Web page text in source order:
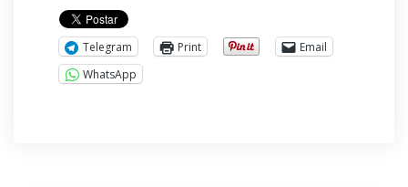
Telegram Print
Email
WhatsApp